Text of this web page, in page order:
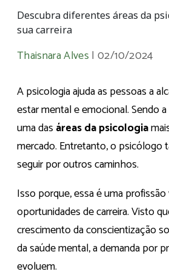
Descubra diferentes áreas da
sua carreira
Thaisnara Alves |02/10/2024
A psicologia ajuda as pessoas a
estar mental e emocional. Sendo
uma das áreas da psicologia
mercado. Entretanto, o psicólogo
seguir por outros caminhos.
Isso porque, essa é uma
oportunidades de carreira. Visto
crescimento da conscientização
da saúde mental, a demanda por
evoluem.